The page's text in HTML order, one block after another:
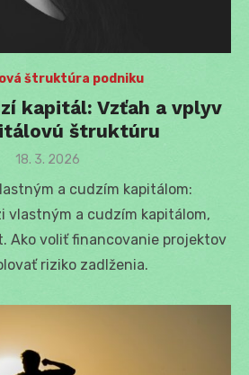
štruktúra podniku
kapitál: Vzťah a vplyv
štruktúru
Posted
18. 3. 2026
a cudzím kapitálom:
vlastným a cudzím kapitálom,
Ako voliť financovanie projektov
riziko zadlženia.